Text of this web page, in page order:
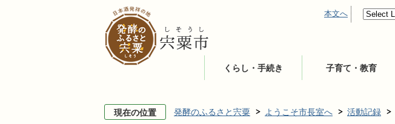
本文へ
くらし・手続き 子育て・教育
現在の位置 発酵のふるさと宍粟 ようこそ市長室へ 活動記録